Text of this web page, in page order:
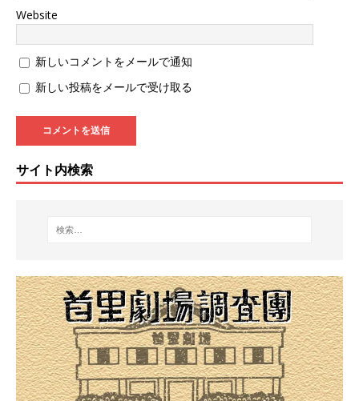
Website
新しいコメントをメールで通知
新しい投稿をメールで受け取る
サイト内検索